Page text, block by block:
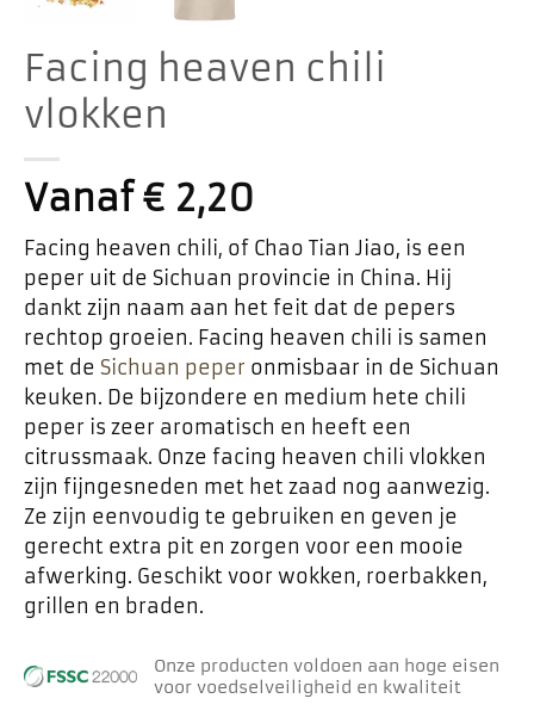
Facing heaven chili
vlokken
Vanaf€2,20
Facing heaven chili, of Chao Tian Jiao, is een
peper uit de Sichuan provincie in China. Hij
dankt zijn naam aan het feit dat de pepers
rechtop groeien. Facing heaven chili is samen
met de Sichuan peper onmisbaar in de Sichuan
keuken. De bijzondere en medium hete chili
peper is zeer aromatisch en heeft een
citrussmaak. Onze facing heaven chili vlokken
zijn fijngesneden met het zaad nog aanwezig.
Ze zijn eenvoudig te gebruiken en geven je
gerecht extra pit en zorgen voor een mooie
afwerking. Geschikt voor wokken, roerbakken,
grillen en braden.
Onze producten voldoen aan hoge eisen
voor voedselveiligheid en kwaliteit